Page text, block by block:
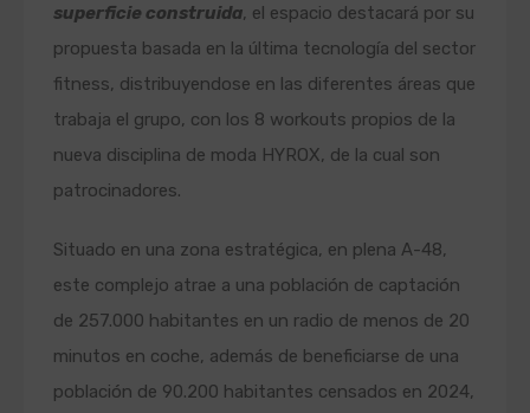
superficie construida, el espacio destacará por su
propuesta basada en la última tecnología del sector
fitness, distribuyendose en las diferentes áreas que
trabaja el grupo, con los 8 workouts propios de la
nueva disciplina de moda HYROX, de la cual son
patrocinadores.
Situado en una zona estratégica, en plena A-48,
este complejo atrae a una población de captación
de 257.000 habitantes en un radio de menos de 20
minutos en coche, además de beneficiarse de una
población de 90.200 habitantes censados en 2024,